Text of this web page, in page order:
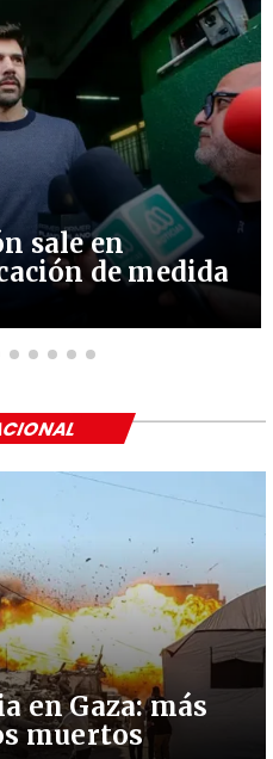
sale en
de medida
en Gaza: más
muertos